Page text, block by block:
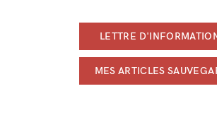
LETTRE
MES ARTICLES